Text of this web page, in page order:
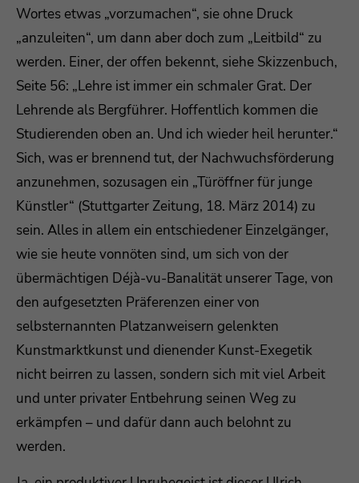
Wortes etwas „vorzumachen“, sie ohne Druck
„anzuleiten“, um dann aber doch zum „Leitbild“ zu
werden. Einer, der offen bekennt, siehe Skizzenbuch,
Seite 56: „Lehre ist immer ein schmaler Grat. Der
Lehrende als Bergführer. Hoffentlich kommen die
Studierenden oben an. Und ich wieder heil herunter.“
Sich, was er brennend tut, der Nachwuchsförderung
anzunehmen, sozusagen ein „Türöffner für junge
Künstler“ (Stuttgarter Zeitung, 18. März 2014) zu
sein. Alles in allem ein entschiedener Einzelgänger,
wie sie heute vonnöten sind, um sich von der
übermächtigen Déjà-vu-Banalität unserer Tage, von
den aufgesetzten Präferenzen einer von
selbsternannten Platzanweisern gelenkten
Kunstmarktkunst und dienender Kunst-Exegetik
nicht beirren zu lassen, sondern sich mit viel Arbeit
und unter privater Entbehrung seinen Weg zu
erkämpfen – und dafür dann auch belohnt zu
werden.